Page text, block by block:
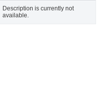
Description is currently not
available.